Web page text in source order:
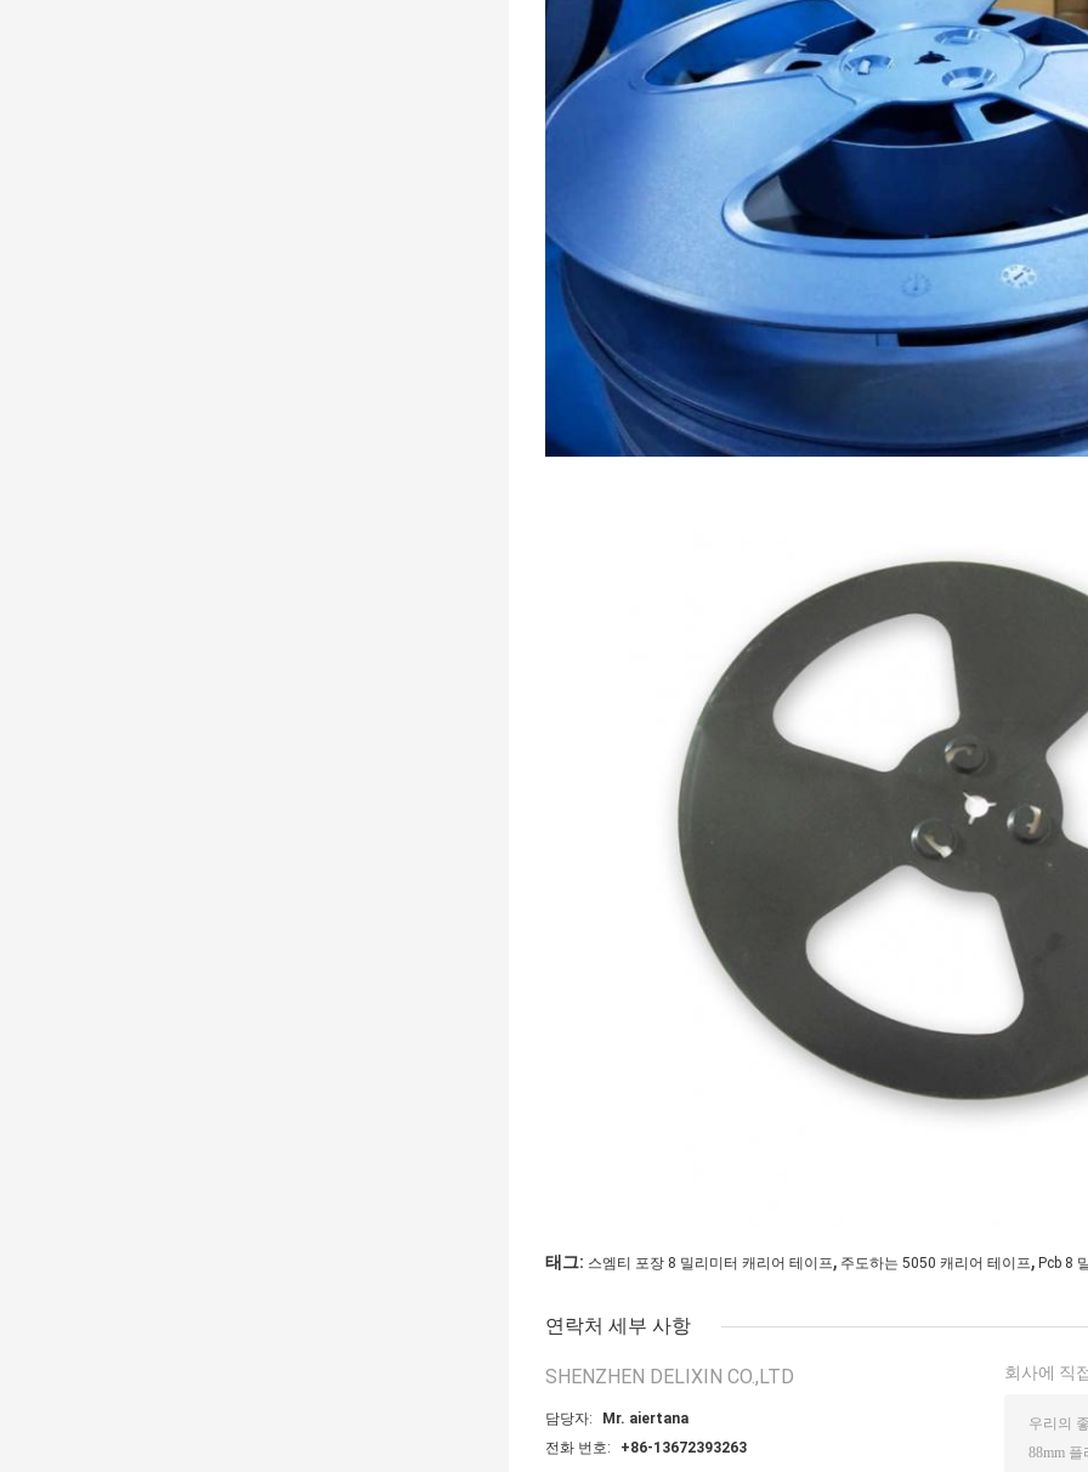
태그: 스엠티 포장 8 밀리미터 캐리어 테이프, 주도하는 5050 캐리어 테이프, Pcb 8
연락처 세부 사항
SHENZHEN DELIXIN CO.,LTD
담당자:
Mr. aiertana
전화 번호:
+86-13672393263
회사에 직